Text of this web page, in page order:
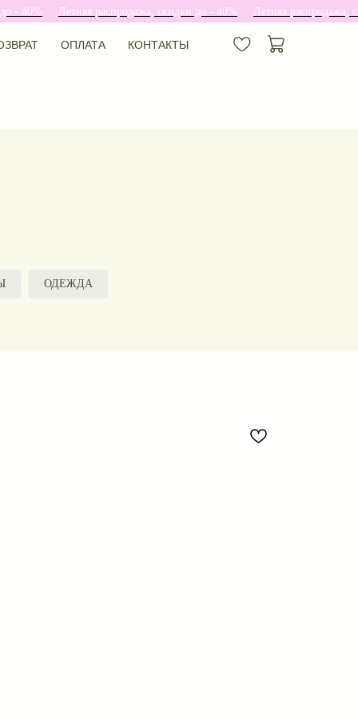
Летняя распродажа, скидки до - 40% Летняя распродажа,
ОПЛАТА КОНТАКТЫ
ОПЛАТА КОНТАКТЫ
ОДЕЖДА